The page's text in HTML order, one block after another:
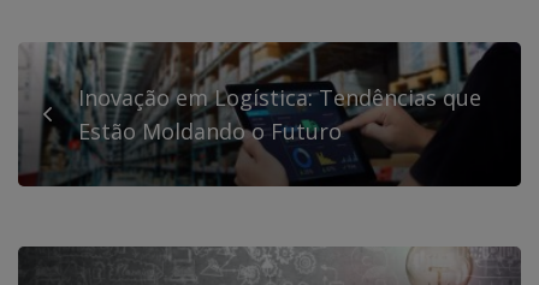
Inovação em Logística: Tendências que
Estão Moldando o Futuro